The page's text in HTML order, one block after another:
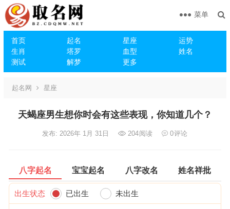
首页 起名 星座
运势
生肖
塔罗 血型
姓名
测试
解梦 更多
菜单
起名网 星座
天蝎座男生想你时会有这些表现，你知道几个？
发布: 2026年 1月 31日 204阅读 0评论
八字起名 宝宝起名 八字改名 姓名祥批
出生状态 已出生 未出生